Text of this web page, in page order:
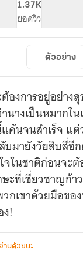
1.37K
ยอดวิว
ตัวอย่าง
ต้องการอยู่อย่า
นางเป็นหมากใ
ค้นจนสำเร็จ แ
บมายังวัยสิบสี่อี
ในชาติก่อนจะ
ษะที่เชี่ยวชาญ
กเขาด้วยมือขอ
!
านด้วยนะ